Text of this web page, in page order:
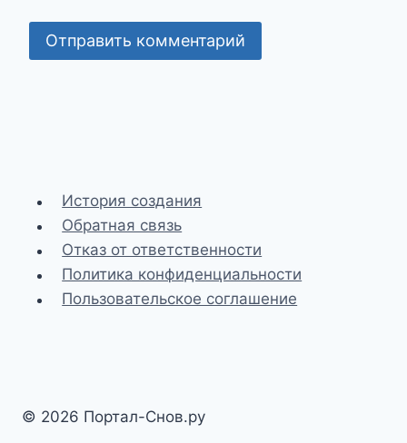
История создания
Обратная связь
Отказ от ответственности
Политика конфиденциальности
Пользовательское соглашение
© 2026 Портал-Снов.ру